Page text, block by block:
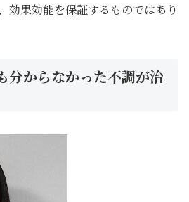
効果効能を保証するものではあり
分からなかった不調が治